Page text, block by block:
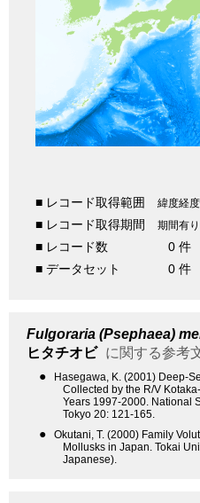
■ レコード取得範囲 緯度経
■ レコード取得期間 期間有り
■ レコード数
0 件
■ データセット
0 件
Fulgoraria (Psephaea)
ヒタチオビ に関する参考
●
Hasegawa, K. (2001) Deep-
Collected by the R/V
Years 1997-2000. National
Tokyo 20: 121-165.
●
Okutani, T. (2000) Family
Mollusks in Japan. Tokai
Japanese).